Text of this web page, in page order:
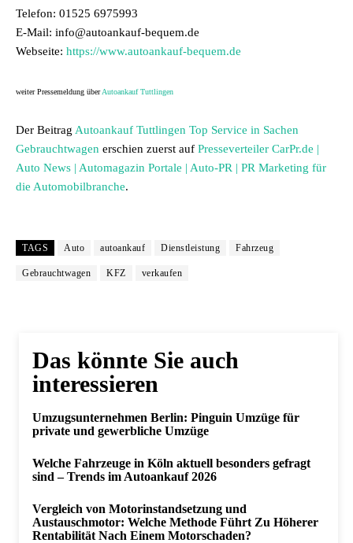
Telefon: 01525 6975993
E-Mail: info@autoankauf-bequem.de
Webseite: https://www.autoankauf-bequem.de
weiter Pressemeldung überAutoankauf Tuttlingen
Der Beitrag Autoankauf Tuttlingen Top Service in Sachen
Gebrauchtwagen erschien zuerst auf Presseverteiler CarPr.de |
Auto News | Automagazin Portale | Auto-PR | PR Marketing für
die Automobilbranche.
TAGS Auto autoankauf Dienstleistung Fahrzeug
Gebrauchtwagen KFZ verkaufen
Das könnte Sie auch
interessieren
Umzugsunternehmen Berlin: Pinguin Umzüge für
private und gewerbliche Umzüge
Welche Fahrzeuge in Köln aktuell besonders gefragt
sind – Trends im Autoankauf 2026
Vergleich von Motorinstandsetzung und
Austauschmotor: Welche Methode Führt Zu Höherer
Rentabilität Nach Einem Motorschaden?